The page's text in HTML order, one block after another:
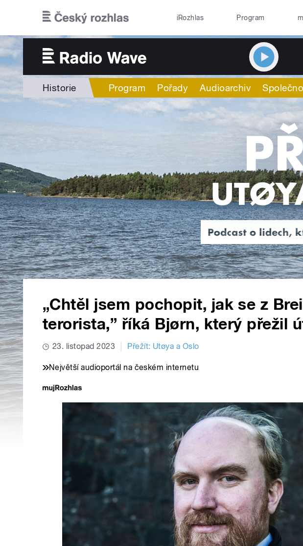
iRozhlas Program
Historie Program Pořady Audioarchiv
„Chtěl jsem pochopit, jak se z
terorista,” říká Bjørn, který přežil
23. listopad 2023 Přežít: Utøya a Oslo
Největší audioportál na českém internetu